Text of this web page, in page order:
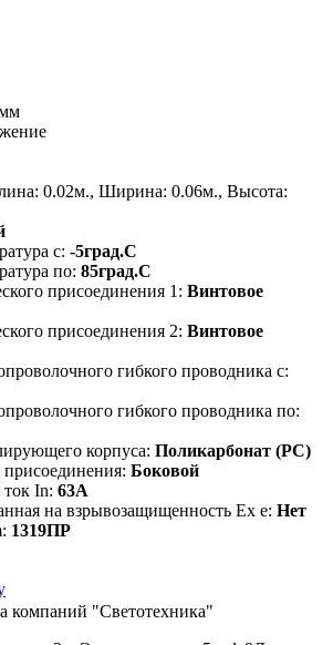
0.02м., Ширина: 0.06м., Высота:
с: -5град.C
по: 85град.C
присоединения 1: Винтовое
присоединения 2: Винтовое
гибкого проводника с:
гибкого проводника по:
корпуса: Поликарбонат (PC)
Боковой
In: 63А
на взрывозащищенность Ex е: Нет
1319ПР
компаний "Светотехника"